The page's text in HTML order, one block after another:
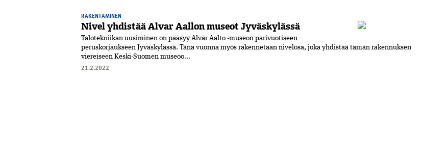
RAKENTAMINEN
Nivel yhdistää Alvar Aallon museot Jyväskylässä
Talotekniikan uusiminen on pääsyy Alvar Aalto -museon parivuotiseen
peruskorjaukseen Jyväskylässä. Tänä vuonna myös rakennetaan nivelosa, joka yhdistää tämän rakennuksen
viereiseen Keski-Suomen museoo...
21.2.2022